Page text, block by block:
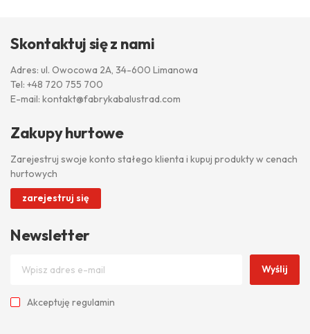
Skontaktuj się z nami
Adres: ul. Owocowa 2A, 34-600 Limanowa
Tel: +48 720 755 700
E-mail: kontakt@fabrykabalustrad.com
Zakupy hurtowe
Zarejestruj swoje konto stałego klienta i kupuj produkty w cenach
hurtowych
zarejestruj się
Newsletter
Wyślij
Akceptuję regulamin